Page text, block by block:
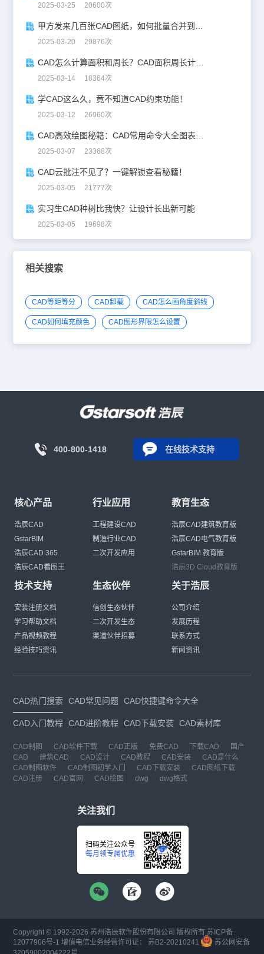
2025-03-25 20600次
2025-03-20 29876次
CAD怎么计算面积和周长？CAD面积周长计算全攻略
2025-03-14 18364次
学CAD这么久，竟不知道CAD约束功能！
2025-03-12 26960次
2025-03-07 23368次
CAD云批注不见了？一键解锁查看秘籍！
2025-03-05 21777次
实习生CAD种树比我快？让设计长出新可能
2025-03-05 19698次
相关搜索
CAD等距等分 CAD卸载 CAD怎么画角度斜线
CAD如何填充颜色 CAD图形界限怎么设置
400-800-1418 在线技术支持
核心产品
浩辰CAD
GstarBIM
浩辰CAD 365
浩辰CAD看图王
行业应用
工程建设CAD
制造行业CAD
二次开发应用
教育生态
浩辰CAD建筑教育版
浩辰CAD电气教育版
GstarBIM 教育版
浩辰3D Cloud教育版
技术支持
安装注册文档
学习帮助文档
产品视频教程
经验技巧资讯
生态伙伴
信创生态伙伴
二次开发生态
渠道伙伴招募
关于浩辰
公司介绍
发展历程
联系方式
新闻资讯
CAD热门搜索 CAD常见问题 CAD快捷键命令大全
CAD入门教程 CAD进阶教程 CAD下载安装 CAD素材库
CAD制图 CAD软件下载 CAD正版 免费CAD 下载CAD
国产
CAD
建筑CAD CAD设计 CAD教程 CAD安装
CAD是什么
CAD制图软件
CAD制图初学入门 CAD下载安装
CAD图纸下载
CAD注册
CAD官网 CAD绘图 dwg dwg格式
关注我们
扫码关注公众号
每月领专属优惠
Copyright © 1992-2026 苏州浩辰软件股份有限公司 版权所有 苏ICP备
12077906号-1 增值电信业务经营许可证： 苏B2-20210241
苏公网安备